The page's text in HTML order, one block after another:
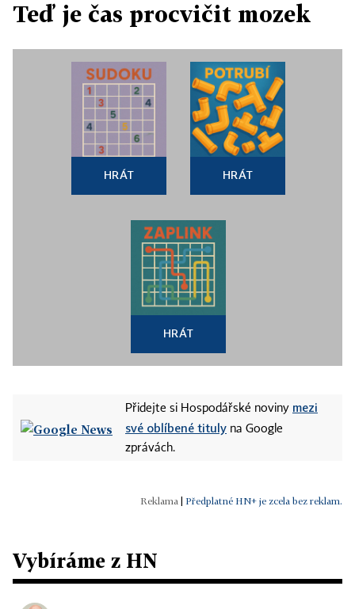
Teď je čas procvičit mozek
HRÁT HRÁT
HRÁT
Přidejte si Hospodářské noviny mezi
své oblíbené tituly na Google
zprávách.
Předplatné HN+ je zcela bez reklam.
Vybíráme z HN